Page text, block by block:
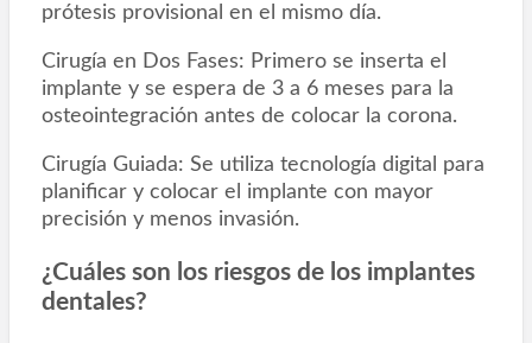
prótesis provisional en el mismo día.
Cirugía en Dos Fases: Primero se inserta el
implante y se espera de 3 a 6 meses para la
osteointegración antes de colocar la corona.
Cirugía Guiada: Se utiliza tecnología digital para
planificar y colocar el implante con mayor
precisión y menos invasión.
¿Cuáles son los riesgos de los implantes
dentales?